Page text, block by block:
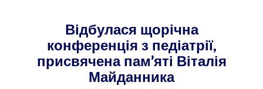
Відбулася щорічна
конференція з педіатрії,
присвячена пам’яті Віталія
Майданника